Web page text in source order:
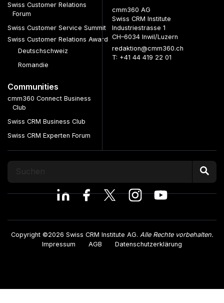
Swiss Customer Relations
Forum
Swiss Customer Service Summit
Swiss Customer Relations Award
Deutschschweiz
Romandie
Communities
cmm360 Connect Business
Club
Swiss CRM Business Club
Swiss CRM Experten Forum
cmm360 AG
Swiss CRM Institute
Industriestrasse 1
CH–6034 Inwil/Luzern
redaktion@cmm360.ch
T: +41 44 419 22 01
Copyright ©2026 Swiss CRM Institute AG. Alle Rechte vorbehalten.
Impressum
AGB Datenschutzerklärung